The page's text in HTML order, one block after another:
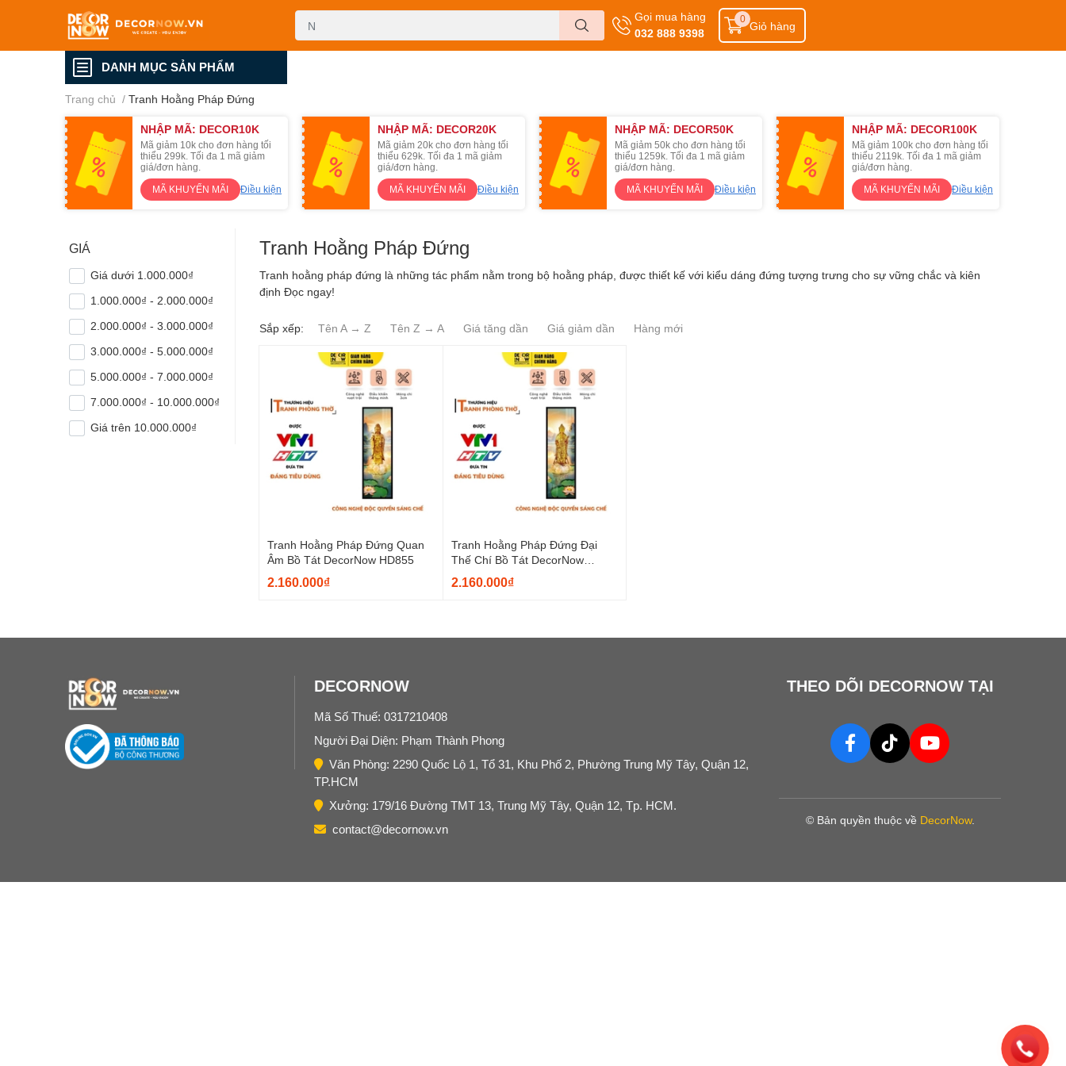
Gọi mua hàng
032 888 9398
Giỏ hàng
0
DANH MỤC SẢN PHẨM
Trang chủ / Tranh Hoằng Pháp Đứng
NHẬP MÃ: DECOR10K
Mã giảm 10k cho đơn hàng tối
thiểu 299k. Tối đa 1 mã giảm
giá/đơn hàng.
MÃ KHUYẾN MÃI
Điều kiện
NHẬP MÃ: DECOR20K
Mã giảm 20k cho đơn hàng tối
thiểu 629k. Tối đa 1 mã giảm
giá/đơn hàng.
MÃ KHUYẾN MÃI
Điều kiện
NHẬP MÃ: DECOR50K
Mã giảm 50k cho đơn hàng tối
thiểu 1259k. Tối đa 1 mã giảm
giá/đơn hàng.
MÃ KHUYẾN MÃI
Điều kiện
NHẬP MÃ: DECOR100K
Mã giảm 100k cho đơn hàng tối
thiểu 2119k. Tối đa 1 mã giảm
giá/đơn hàng.
MÃ KHUYẾN MÃI
Điều kiện
GIÁ
Giá dưới 1.000.000₫
1.000.000₫ - 2.000.000₫
2.000.000₫ - 3.000.000₫
3.000.000₫ - 5.000.000₫
5.000.000₫ - 7.000.000₫
7.000.000₫ - 10.000.000₫
Giá trên 10.000.000₫
Tranh Hoằng Pháp Đứng
Tranh hoằng pháp đứng là những tác phẩm nằm trong bộ hoằng pháp, được thiết kế với kiểu dáng đứng tượng trưng cho sự vững chắc và kiên
định Đọc ngay!
Sắp xếp: Tên A → Z Tên Z → A Giá tăng dần Giá giảm dần Hàng mới
Tranh Hoằng Pháp Đứng Quan
Âm Bồ Tát DecorNow HD855
2.160.000₫
Tranh Hoằng Pháp Đứng Đại
Thế Chí Bồ Tát DecorNow
HD854
2.160.000₫
DECORNOW
Mã Số Thuế: 0317210408
Người Đại Diện: Phạm Thành Phong
Văn Phòng: 2290 Quốc Lộ 1, Tổ 31, Khu Phố 2, Phường Trung Mỹ Tây, Quận 12,
TP.HCM
Xưởng: 179/16 Đường TMT 13, Trung Mỹ Tây, Quận 12, Tp. HCM.
contact@decornow.vn
THEO DÕI DECORNOW TẠI
© Bản quyền thuộc về DecorNow.